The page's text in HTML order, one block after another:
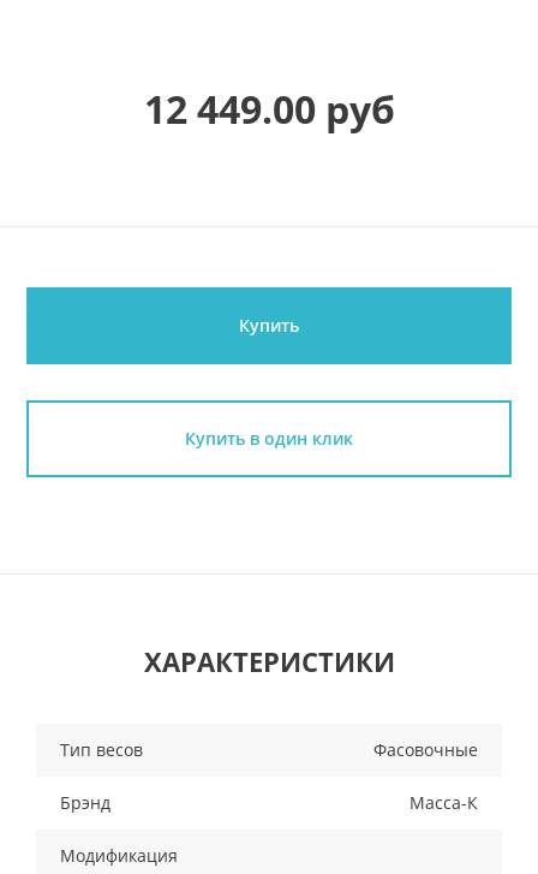
12 449.00 руб
Купить
Купить в один клик
ХАРАКТЕРИСТИКИ
Тип весов Фасовочные
Брэнд Масса-К
Модификация